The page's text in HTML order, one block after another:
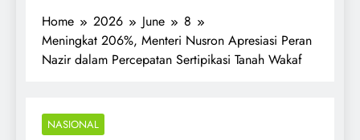
Home 2026 June
8
Meningkat 206%, Menteri Nusron Apresiasi Peran
Nazir dalam Percepatan Sertipikasi Tanah Wakaf
NASIONAL